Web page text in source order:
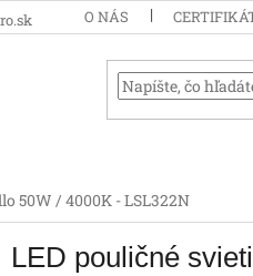
O NÁS
50W / 4000K - LSL322N
LED pouličné